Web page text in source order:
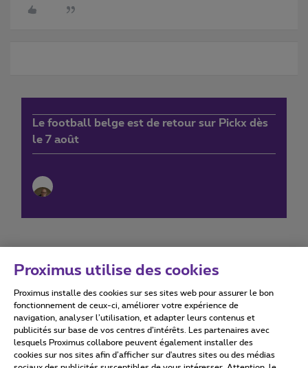
Le football belge est de retour sur Pickx dès
le 7 août
Conditions d'utilisation Accessibility statement
Proximus utilise des cookies
Proximus installe des cookies sur ses sites web pour assurer le bon
fonctionnement de ceux-ci, améliorer votre expérience de
navigation, analyser l’utilisation, et adapter leurs contenus et
publicités sur base de vos centres d’intérêts. Les partenaires avec
lesquels Proximus collabore peuvent également installer des
cookies sur nos sites afin d’afficher sur d'autres sites ou des médias